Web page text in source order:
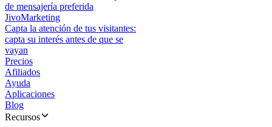
de mensajería preferida
JivoMarketing
Capta la atención de tus visitantes:
capta su interés antes de que se
vayan
Precios
Afiliados
Ayuda
Aplicaciones
Blog
Recursos